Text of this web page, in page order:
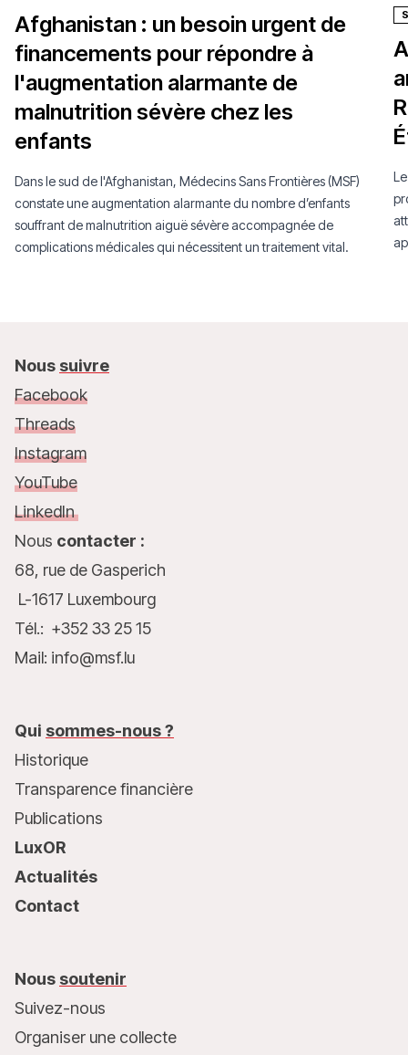
Afghanistan : un besoin urgent de
financements pour répondre à
l'augmentation alarmante de
malnutrition sévère chez les
enfants
Dans le sud de l'Afghanistan, Médecins Sans Frontières (MSF)
constate une augmentation alarmante du nombre d’enfants
souffrant de malnutrition aiguë sévère accompagnée de
complications médicales qui nécessitent un traitement vital.
Nous suivre
Facebook
Threads
Instagram
YouTube
LinkedIn
Nous contacter :
68, rue de Gasperich
L-1617 Luxembourg
Tél.: +352 33 25 15
Mail: info@msf.lu
Qui sommes-nous ?
Historique
Transparence financière
Publications
LuxOR
Actualités
Contact
Nous soutenir
Suivez-nous
Organiser une collecte